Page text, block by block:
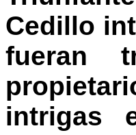
Cedillo
fueran
intrigas